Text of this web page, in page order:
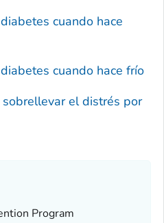
cuando hace
cuando hace frío
el distrés por
Program